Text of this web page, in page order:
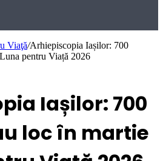
Viaţă/Arhiepiscopia Iașilor: 700
pentru Viață 2026
Iașilor: 700
loc în martie